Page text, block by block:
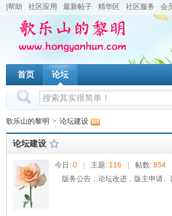
|帮助 社区应用 最新帖子 精华区 社区服务 会
首页 论坛
歌乐山的黎明 > 论坛建设
论坛建设
今日: 0 主题: 116 帖数: 854
版务公告，论坛改进，版主申请